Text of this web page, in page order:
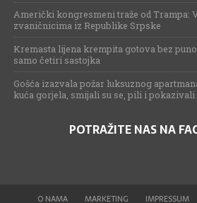
Američki kongresmeni traže od Trampa:
zvaničnicima iz Republike Srpske
Kremasta lijena krempita gotova bez
samo četiri sastojka
Gošća izazvala požar luksuznog
kuća gorjela, smijali su se, pili i pokazivali
POTRAŽITE NAS NA
O NAMA MARKETING IMPRESSUM